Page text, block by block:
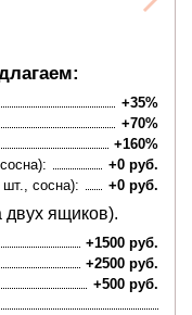
+35%
+70%
+160%
+0 руб.
сосна):
+0 руб.
двух ящиков).
+1500 руб.
+2500 руб.
+500 руб.